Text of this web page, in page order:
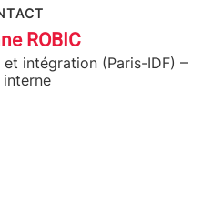
ROBIC
intégration (Paris-IDF) –
interne